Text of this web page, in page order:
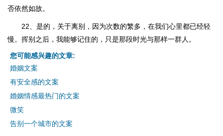
否依然如故。
22、是的，关于离别，因为次数的繁多，在我们心里都已经轻
慢。挥别之后，我能够记住的，只是那段时光与那样一群人。
您可能感兴趣的文章:
婚姻文案
有安全感的文案
婚姻情感最热门的文案
微笑
告别一个城市的文案